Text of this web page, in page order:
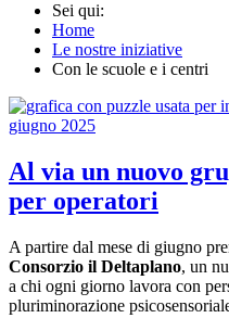
Sei qui:
Home
Le nostre iniziative
Con le scuole e i centri
Al via un nuovo
per operatori
A partire dal mese di giugno
Consorzio il Deltaplano, un
a chi ogni giorno lavora con
pluriminorazione